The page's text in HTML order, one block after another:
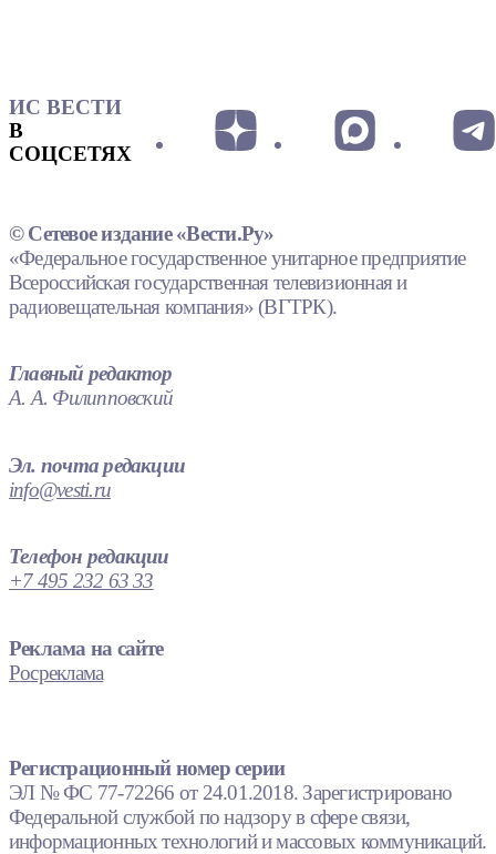
ИС ВЕСТИ
В
СОЦСЕТЯХ
© Сетевое издание «Вести.Ру»
«Федеральное государственное унитарное предприятие
Всероссийская государственная телевизионная и
радиовещательная компания» (ВГТРК).
Главный редактор
А. А. Филипповский
Эл. почта редакции
info@vesti.ru
Телефон редакции
+7 495 232 63 33
Реклама на сайте
Росреклама
Регистрационный номер серии
ЭЛ № ФС 77-72266 от 24.01.2018. Зарегистрировано
Федеральной службой по надзору в сфере связи,
информационных технологий и массовых коммуникаций.